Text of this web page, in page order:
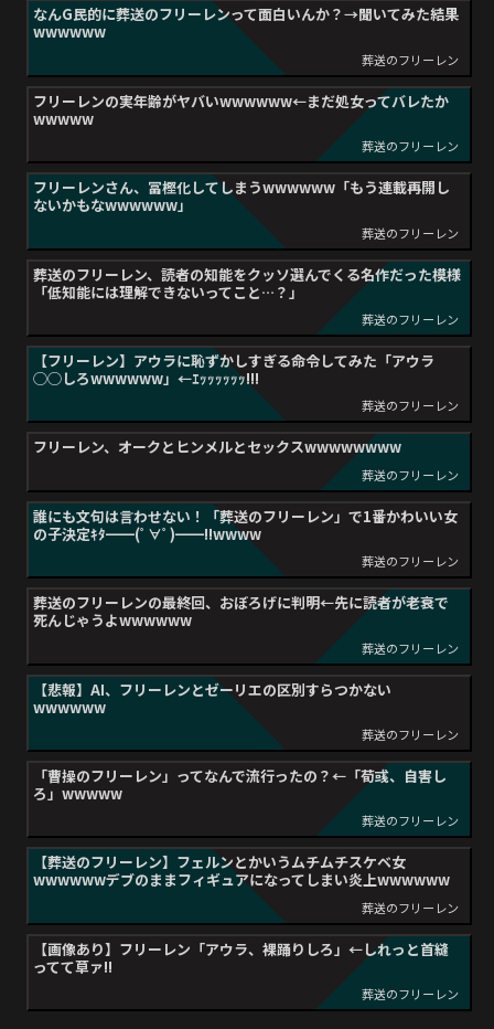
なんG民的に葬送のフリーレンって面白いんか？→聞いてみた結果
wwwwww
葬送のフリーレン
フリーレンの実年齢がヤバいwwwwww←まだ処女ってバレたか
wwwww
葬送のフリーレン
フリーレンさん、冨樫化してしまうwwwwww「もう連載再開し
ないかもなwwwwww」
葬送のフリーレン
葬送のフリーレン、読者の知能をクッソ選んでくる名作だった模様
「低知能には理解できないってこと…？」
葬送のフリーレン
【フリーレン】アウラに恥ずかしすぎる命令してみた「アウラ
◯◯しろwwwwww」←ｴｯｯｯｯｯｯ!!!
葬送のフリーレン
フリーレン、オークとヒンメルとセックスwwwwwwww
葬送のフリーレン
誰にも文句は言わせない！「葬送のフリーレン」で1番かわいい女
の子決定ｷﾀ━━(ﾟ∀ﾟ)━━!!wwww
葬送のフリーレン
葬送のフリーレンの最終回、おぼろげに判明←先に読者が老衰で
死んじゃうよwwwwww
葬送のフリーレン
【悲報】AI、フリーレンとゼーリエの区別すらつかない
wwwwww
葬送のフリーレン
「曹操のフリーレン」ってなんで流行ったの？←「荀彧、自害し
ろ」wwwww
葬送のフリーレン
【葬送のフリーレン】フェルンとかいうムチムチスケベ女
wwwwwwデブのままフィギュアになってしまい炎上wwwwww
葬送のフリーレン
【画像あり】フリーレン「アウラ、裸踊りしろ」←しれっと首縫
ってて草ァ!!
葬送のフリーレン